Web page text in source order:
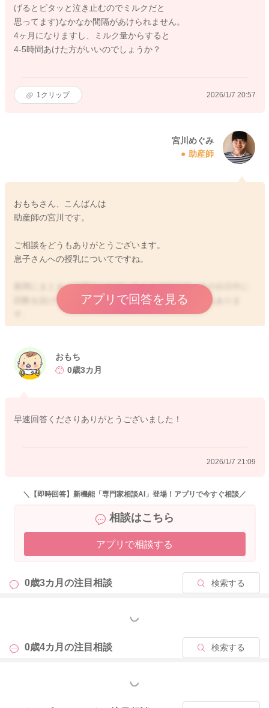
げるとピタッと泣き止むのでミルクだと
思ってます)なかなか間隔があけられません。
4ヶ月になりますし、ミルク量からすると
4-5時間あけた方がいいのでしょうか？
1 クリップ 2026/1/7 20:57
宮川めぐみ
助産師
おもちさん、こんばんは
助産師の宮川です。
ご相談をどうもありがとうございます。
息子さんへの授乳についてですね。
夜間にまとまって寝てくれているようですので、その分日中に
回数を設けて、トータルの哺乳量を稼いでおく必要もありま
3時間おきに飲んでくれているのであれば、そのままでもいいよ
3時間持たなくなってきた時には、一回のミルク量を増やしてい
アプリで回答を見る
2026/1/7 21:02
おもち
0歳3カ月
早速回答くださりありがとうございました！
2026/1/7 21:09
＼【即時回答】新機能「専門家相談AI」登場！アプリで今すぐ相談／
相談はこちら
アプリで相談する
0歳3カ月の注目相談 検索する
もっと見る
0歳4カ月の注目相談 検索する
もっと見る